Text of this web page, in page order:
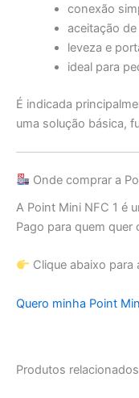
conexão
aceitação de
leveza e
ideal para
É indicada
uma solução básica,
Onde comprar a
A Point Mini NFC 1 é
Pago para quem quer
Clique abaixo para
Quero minha Point
Produtos relacionados